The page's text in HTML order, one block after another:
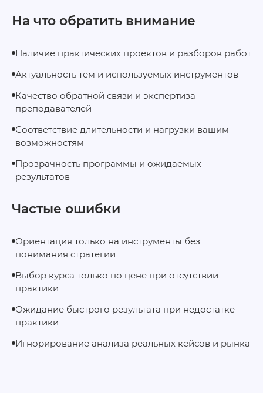
На что обратить внимание
Наличие практических проектов и разборов работ
Актуальность тем и используемых инструментов
Качество обратной связи и экспертиза
преподавателей
Соответствие длительности и нагрузки вашим
возможностям
Прозрачность программы и ожидаемых
результатов
Частые ошибки
Ориентация только на инструменты без
понимания стратегии
Выбор курса только по цене при отсутствии
практики
Ожидание быстрого результата при недостатке
практики
Игнорирование анализа реальных кейсов и рынка